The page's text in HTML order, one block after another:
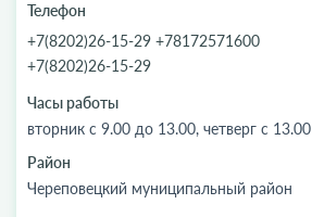
Телефон
+7(8202)26-15-29 +78172571600
+7(8202)26-15-29
Часы работы
вторник с 9.00 до 13.00, четверг с
Район
Череповецкий муниципальный район